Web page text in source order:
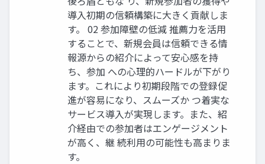
導入初期の信頼構築に大きく貢献しま
す。 02 参加障壁の低減 推薦力を活用
することで、新規会員は信頼できる情
報源からの紹介によって安心感を持
ち、参加 への心理的ハードルが下がり
ます。これにより初期段階での登録促
進が容易になり、スムーズか つ着実な
サービス導入が実現します。また、紹
介経由での参加者はエンゲージメント
が高く、継 続利用の可能性も高まりま
す。